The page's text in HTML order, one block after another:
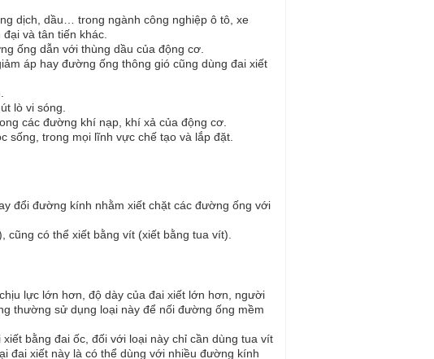
dịch, dầu… trong ngành công nghiệp ô tô, xe
và tân tiến khác.
ống dẫn với thùng dầu của động cơ.
áp hay đường ống thông gió cũng dùng đai xiết
lò vi sóng.
các đường khí nạp, khí xả của động cơ.
sống, trong mọi lĩnh vực chế tạo và lắp đặt.
đổi đường kính nhằm xiết chặt các đường ống với
cũng có thể xiết bằng vít (xiết bằng tua vít).
lực lớn hơn, độ dày của đai xiết lớn hơn, người
thường sử dụng loại này để nối đường ống mềm
bằng đai ốc, đối với loại này chỉ cần dùng tua vít
đai xiết này là có thể dùng với nhiều đường kính